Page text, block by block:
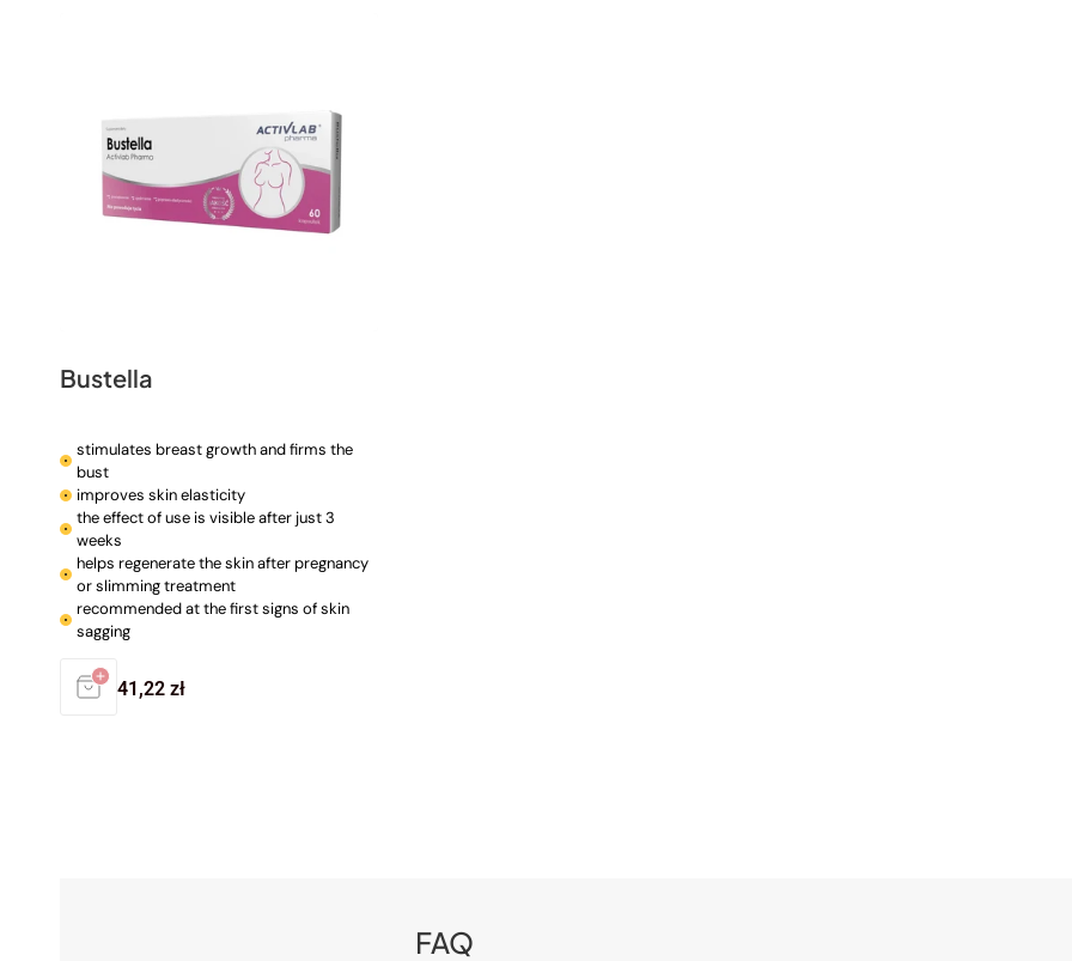
Bustella
stimulates breast growth and firms the
bust
improves skin elasticity
the effect of use is visible after just 3
weeks
helps regenerate the skin after pregnancy
or slimming treatment
recommended at the first signs of skin
sagging
Regular
41,22 zł
FAQ